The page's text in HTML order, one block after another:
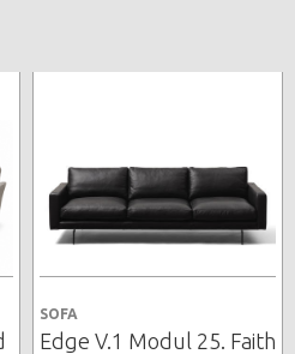
SOFA
Edge V.1 Modul 25. Faith